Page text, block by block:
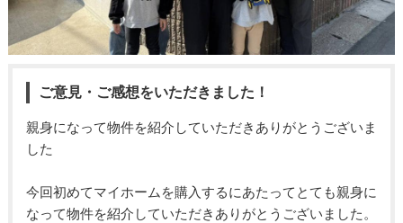
ご意見・ご感想をいただきました！
親身になって物件を紹介していただきありがとうございま
した
今回初めてマイホームを購入するにあたってとても親身に
なって物件を紹介していただきありがとうございました。